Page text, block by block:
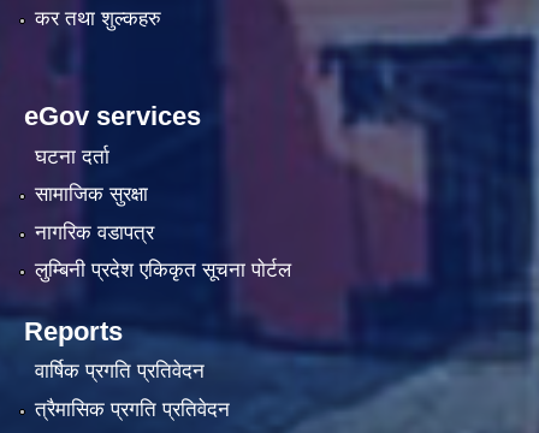
कर तथा शुल्कहरु
eGov services
घटना दर्ता
सामाजिक सुरक्षा
नागरिक वडापत्र
लुम्बिनी प्रदेश एकिकृत सूचना पाेर्टल
Reports
वार्षिक प्रगति प्रतिवेदन
त्रैमासिक प्रगति प्रतिवेदन